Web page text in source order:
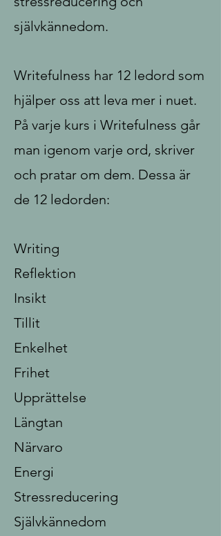
självkännedom.
Writefulness har 12 ledord som
hjälper oss att leva mer i nuet.
På varje kurs i Writefulness går
man igenom varje ord, skriver
och pratar om dem. Dessa är
de 12 ledorden:
Writing
Reflektion
Insikt
Tillit
Enkelhet
Frihet
Upprättelse
Längtan
Närvaro
Energi
Stressreducering
Självkännedom